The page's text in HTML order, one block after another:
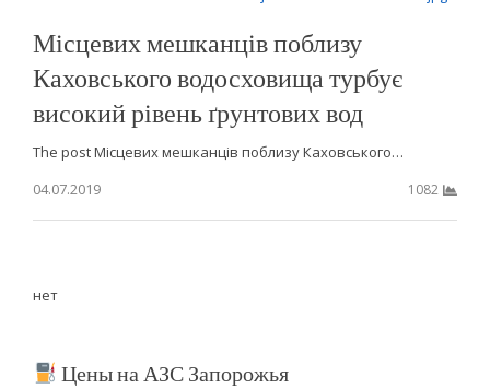
Місцевих мешканців поблизу
Каховського водосховища турбує
високий рівень ґрунтових вод
The post Місцевих мешканців поблизу Каховського…
04.07.2019
1082
нет
Цены на АЗС Запорожья